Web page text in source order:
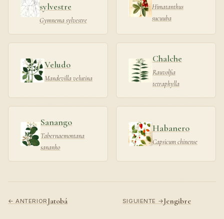
sylvestre
Gymnema sylvestre
Himatanthus
sucuuba
Veludo
Mandevilla velutina
Chalche
Rauvolfia
tetraphylla
Sanango
Tabernaemontana
sananho
Habanero
Capsicum chinense
← ANTERIORJatobá SIGUIENTE →Jengibre